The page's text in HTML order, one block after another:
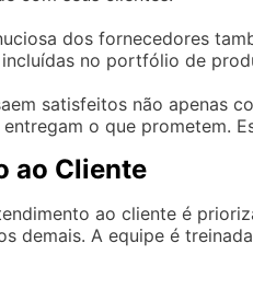
dos fornecedores
no portfólio de
satisfeitos não apenas
o que prometem.
ao Cliente
ao cliente é
demais. A equipe é